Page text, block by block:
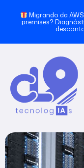
Migrando da
premises?